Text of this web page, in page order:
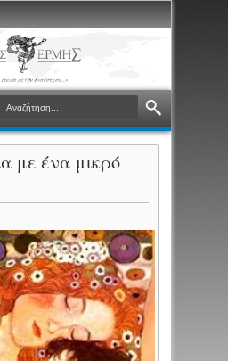
με ένα μικρό